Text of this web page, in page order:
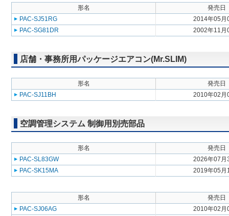
形名
発売日
PAC-SJ51RG
2014年05月
PAC-SG81DR
2002年11月
店舗・事務所用パッケージエアコン(Mr.SLIM)
形名
発売日
PAC-SJ11BH
2010年02月
空調管理システム 制御用別売部品
形名
発売日
PAC-SL83GW
2026年07月
PAC-SK15MA
2019年05月
形名
発売日
PAC-SJ06AG
2010年02月